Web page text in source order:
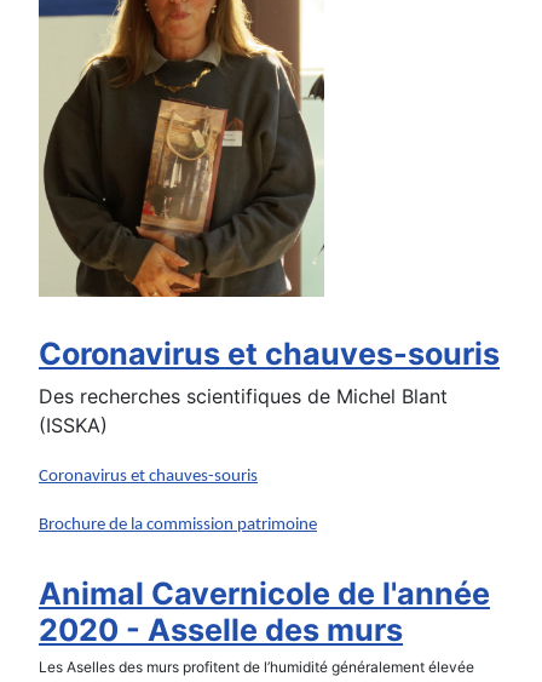
Coronavirus et chauves-souris
Des recherches scientifiques de Michel Blant
(ISSKA)
Coronavirus et chauves-souris
Brochure de la commission patrimoine
Animal Cavernicole de l'année
2020 - Asselle des murs
Les Aselles des murs profitent de l’humidité généralement élevée